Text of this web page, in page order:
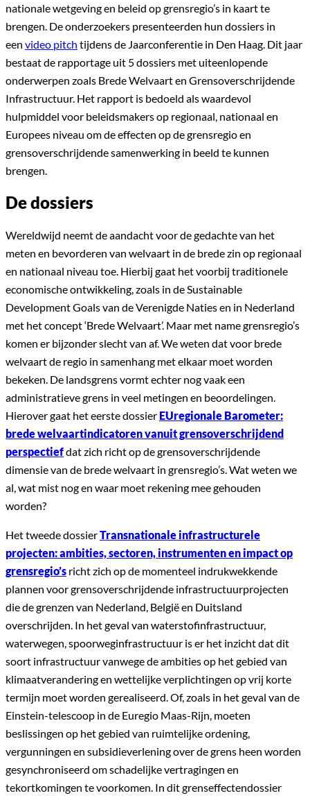
nationale wetgeving en beleid op grensregio’s in kaart te
brengen. De onderzoekers presenteerden hun dossiers in
een video pitch tijdens de Jaarconferentie in Den Haag. Dit jaar
bestaat de rapportage uit 5 dossiers met uiteenlopende
onderwerpen zoals Brede Welvaart en Grensoverschrijdende
Infrastructuur. Het rapport is bedoeld als waardevol
hulpmiddel voor beleidsmakers op regionaal, nationaal en
Europees niveau om de effecten op de grensregio en
grensoverschrijdende samenwerking in beeld te kunnen
brengen.
De dossiers
Wereldwijd neemt de aandacht voor de gedachte van het
meten en bevorderen van welvaart in de brede zin op regionaal
en nationaal niveau toe. Hierbij gaat het voorbij traditionele
economische ontwikkeling, zoals in de Sustainable
Development Goals van de Verenigde Naties en in Nederland
met het concept ‘Brede Welvaart’. Maar met name grensregio’s
komen er bijzonder slecht van af. We weten dat voor brede
welvaart de regio in samenhang met elkaar moet worden
bekeken. De landsgrens vormt echter nog vaak een
administratieve grens in veel metingen en beoordelingen.
Hierover gaat het eerste dossier EUregionale Barometer:
brede welvaartindicatoren vanuit grensoverschrijdend
perspectiefdat zich richt op de grensoverschrijdende
dimensie van de brede welvaart in grensregio’s. Wat weten we
al, wat mist nog en waar moet rekening mee gehouden
worden?
Het tweede dossierTransnationale infrastructurele
projecten: ambities, sectoren, instrumenten en impact op
grensregio’s richt zich op de momenteel indrukwekkende
plannen voor grensoverschrijdende infrastructuurprojecten
die de grenzen van Nederland, België en Duitsland
overschrijden. In het geval van waterstofinfrastructuur,
waterwegen, spoorweginfrastructuur is er het inzicht dat dit
soort infrastructuur vanwege de ambities op het gebied van
klimaatverandering en wettelijke verplichtingen op vrij korte
termijn moet worden gerealiseerd. Of, zoals in het geval van de
Einstein-telescoop in de Euregio Maas-Rijn, moeten
beslissingen op het gebied van ruimtelijke ordening,
vergunningen en subsidieverlening over de grens heen worden
gesynchroniseerd om schadelijke vertragingen en
tekortkomingen te voorkomen. In dit grenseffectendossier